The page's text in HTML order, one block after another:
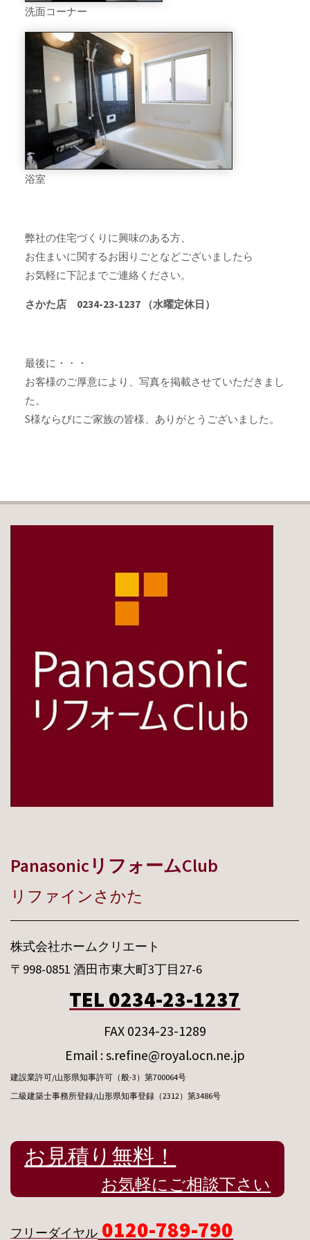
洗面コーナー
浴室
弊社の住宅づくりに興味のある方、
お住まいに関するお困りごとなどございましたら
お気軽に下記までご連絡ください。
さかた店 0234-23-1237 （水曜定休日）
最後に・・・
お客様のご厚意により、写真を掲載させていただきまし
た。
S様ならびにご家族の皆様、ありがとうございました。
PanasonicリフォームClub
リファインさかた
株式会社ホームクリエート
〒998-0851 酒田市東大町3丁目27-6
TEL 0234-23-1237
FAX 0234-23-1289
Email : s.refine@royal.ocn.ne.jp
建設業許可/山形県知事許可（般-3）第700064号
二級建築士事務所登録/山形県知事登録（2312）第3486号
お見積り無料！
お気軽にご相談下さい
フリーダイヤル 0120-789-790